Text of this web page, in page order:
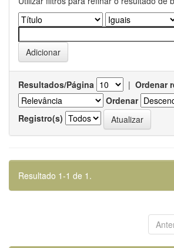
Resultados/Página | Ordenar
Ordenar
Registro(s)
Resultado 1-1 de 1.